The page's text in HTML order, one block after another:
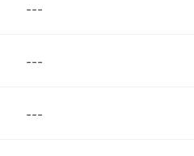
---
---
---